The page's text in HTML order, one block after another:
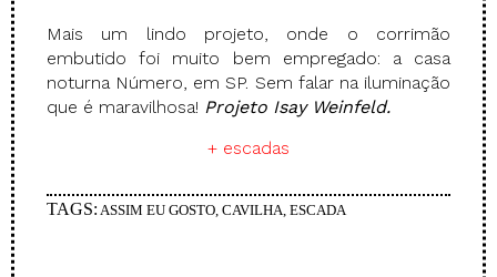
Mais um lindo projeto, onde o corrimão
embutido foi muito bem empregado: a casa
noturna Número, em SP. Sem falar na iluminação
que é maravilhosa! Projeto Isay Weinfeld.
+ escadas
TAGS: ASSIM EU GOSTO, CAVILHA, ESCADA